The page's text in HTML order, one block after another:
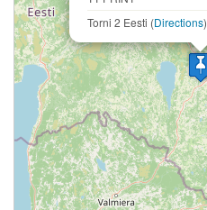
Torni 2 Eesti (Directions)